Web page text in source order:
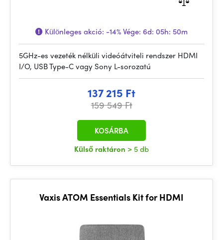
Különleges akció: -14%Vége: 6d: 05h: 50m
5GHz-es vezeték nélküli videóátviteli rendszer HDMI
I/O, USB Type-C vagy Sony L-sorozatú
137 215 Ft
159 549 Ft
Külső raktáron > 5 db
KOSÁRBA
Vaxis ATOM Essentials Kit for HDMI